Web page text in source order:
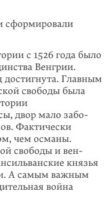
сформировали
с 1526 года было
Венгрии.
достигнута. Главным
свободы была
двор мало забо­
Фактически
чем османы.
свободы и вен­
князья
А самым важным
война